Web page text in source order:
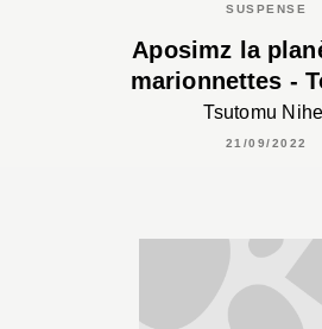
SUSPENSE
Aposimz la
marionnettes -
Tsutomu
21/09/2022